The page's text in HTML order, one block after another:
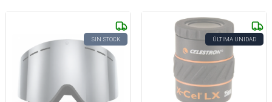
SIN STOCK ÚLTIMA UNIDAD